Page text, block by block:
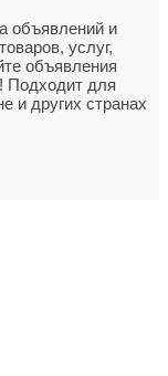
объявлений и
услуг,
объявления
Подходит для
и других странах